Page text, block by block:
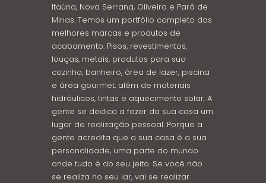
Itaúna, Nova Serrana, Oliveira e Pará de
Minas. Temos um portfólio completo das
melhores marcas e produtos de
acabamento. Pisos, revestimentos,
louças, metais, produtos para sua
cozinha, banheiro, área de lazer, piscina
e área gourmet, além de materiais
hidráulicos, tintas e aquecimento solar. A
gente se dedica a fazer da sua casa um
lugar de realização pessoal. Porque a
gente acredita que a sua casa é a sua
personalidade, uma parte do mundo
onde tudo é do seu jeito. Se você não
se realiza no seu lar, vai se realizar